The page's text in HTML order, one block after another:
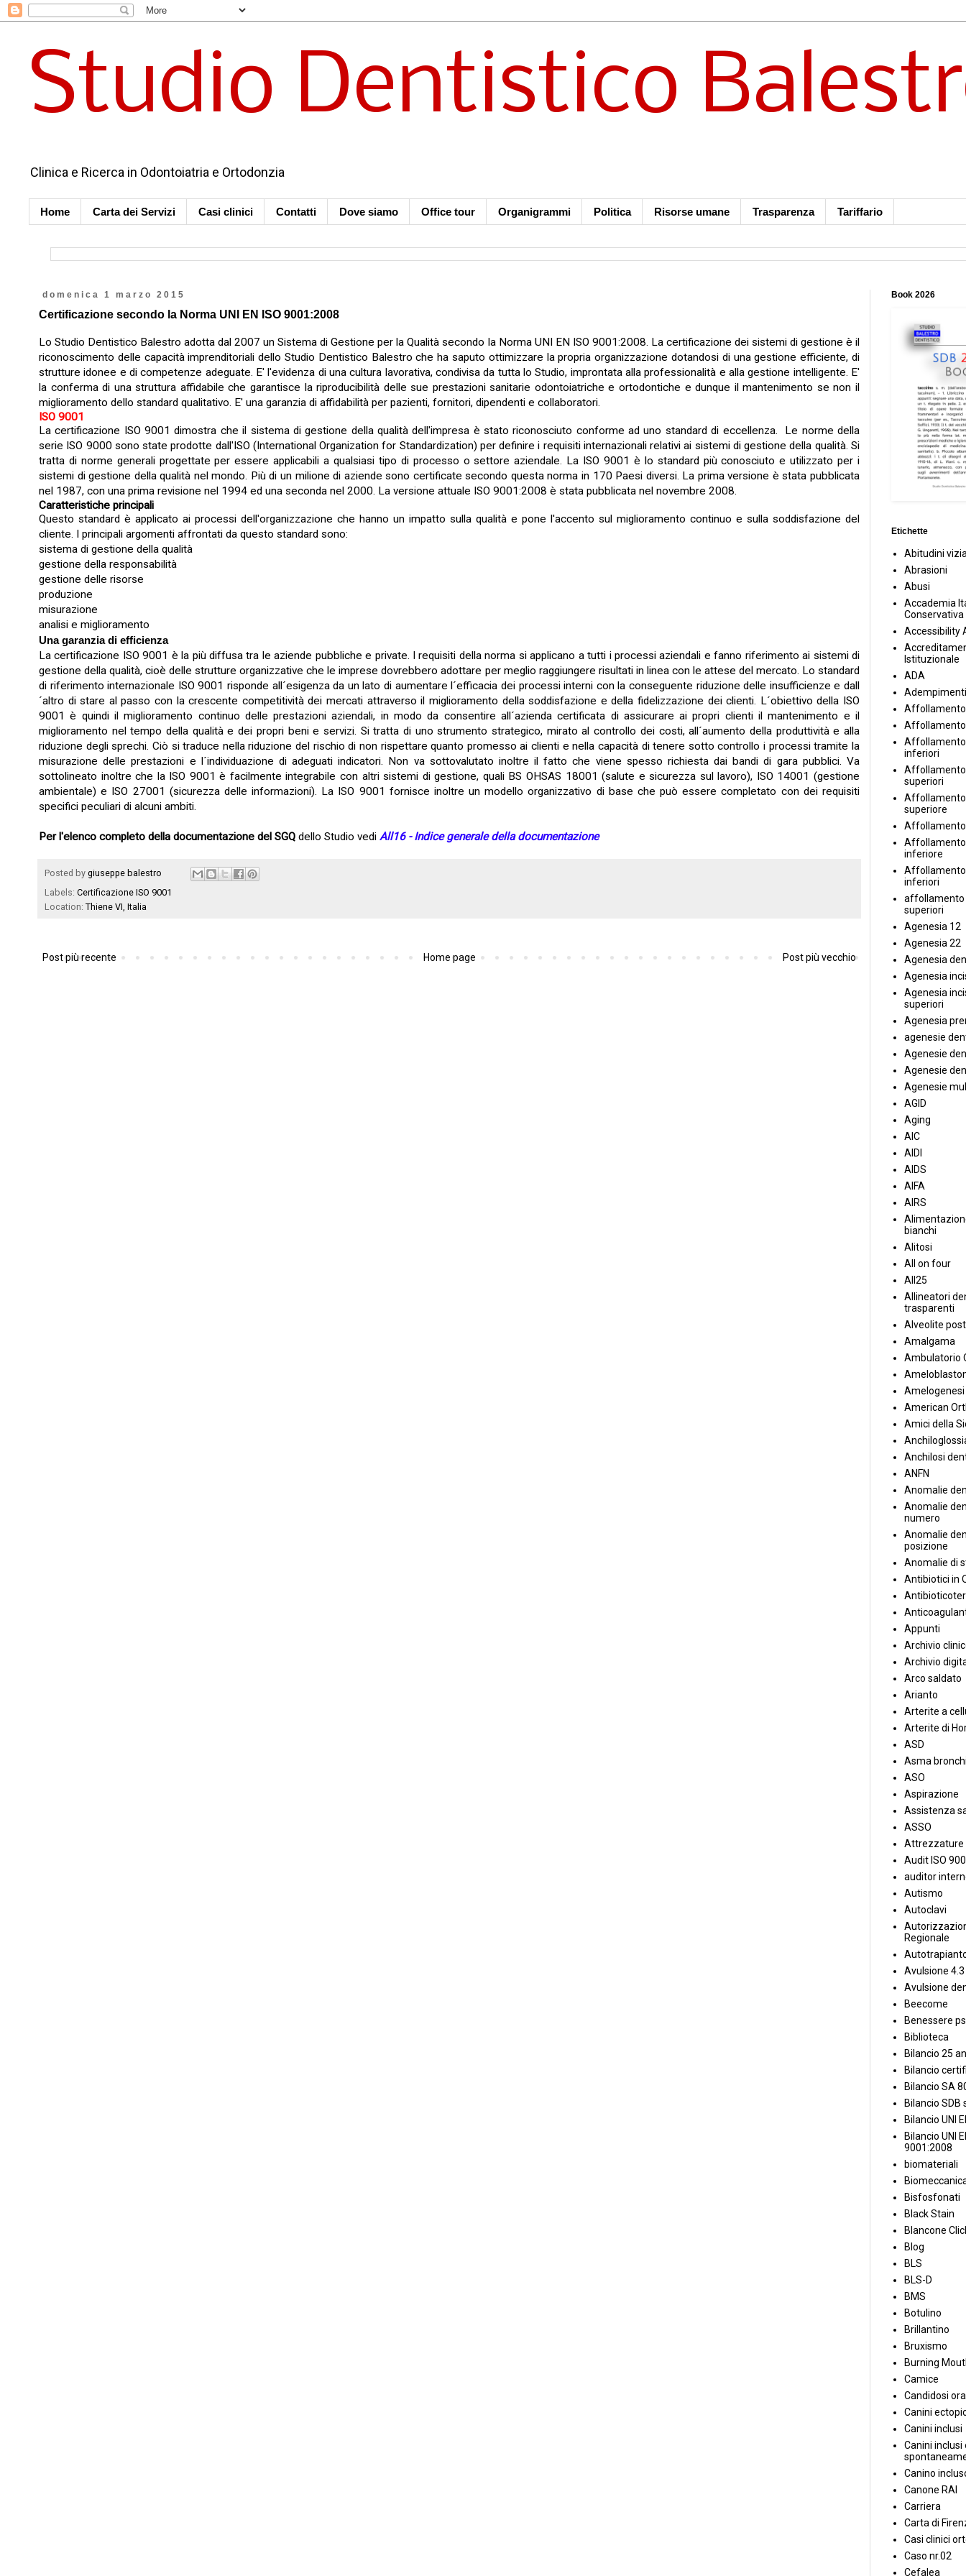
Studio Dentistico
Clinica e Ricerca in Odontoiatria e Ortodonzia
Home Carta dei Servizi Casi clinici Contatti Dove siamo Office tour Organigrammi Politica Risorse umane Trasparenza Tariffario
domenica 1 marzo 2015
Certificazione secondo la Norma UNI EN ISO 9001:2008
Lo Studio Dentistico Balestro adotta dal 2007 un Sistema di Gestione per la Qualità secondo la Norma UNI EN ISO 9001:2008. La certificazione dei sistemi di gestione è il
riconoscimento delle capacità imprenditoriali dello Studio Dentistico Balestro che ha saputo ottimizzare la propria organizzazione dotandosi di una gestione efficiente, di
strutture idonee e di competenze adeguate. E' l'evidenza di una cultura lavorativa, condivisa da tutta lo Studio, improntata alla professionalità e alla gestione intelligente. E'
la conferma di una struttura affidabile che garantisce la riproducibilità delle sue prestazioni sanitarie odontoiatriche e ortodontiche e dunque il mantenimento se non il
miglioramento dello standard qualitativo. E' una garanzia di affidabilità per pazienti, fornitori, dipendenti e collaboratori.
ISO 9001
La certificazione ISO 9001 dimostra che il sistema di gestione della qualità dell'impresa è stato riconosciuto conforme ad uno standard di eccellenza. ​ ​Le norme della
serie ISO 9000 sono state prodotte dall'ISO (International Organization for Standardization) per definire i requisiti internazionali relativi ai sistemi di gestione della qualità. Si
tratta di norme generali progettate per essere applicabili a qualsiasi tipo di processo o settore aziendale. La ISO 9001 è lo standard più conosciuto e utilizzato per i
sistemi di gestione della qualità nel mondo. Più di un milione di aziende sono certificate secondo questa norma in 170 Paesi diversi. La prima versione è stata pubblicata
nel 1987, con una prima revisione nel 1994 ed una seconda nel 2000. La versione attuale ISO 9001:2008 è stata pubblicata nel novembre 2008.
Caratteristiche principali
Questo standard è applicato ai processi dell'organizzazione che hanno un impatto sulla qualità e pone l'accento sul miglioramento continuo e sulla soddisfazione del
cliente. I principali argomenti affrontati da questo standard sono:
sistema di gestione della qualità
gestione della responsabilità
gestione delle risorse
produzione
misurazione
analisi e miglioramento
Una garanzia di efficienza
La certificazione ISO 9001 è la più diffusa tra le aziende pubbliche e private. I requisiti della norma si applicano a tutti i processi aziendali e fanno riferimento ai sistemi di
gestione della qualità, cioè delle strutture organizzative che le imprese dovrebbero adottare per meglio raggiungere risultati in linea con le attese del mercato. Lo standard
di riferimento internazionale ISO 9001 risponde all´esigenza da un lato di aumentare l´efficacia dei processi interni con la conseguente riduzione delle insufficienze e dall
´altro di stare al passo con la crescente competitività dei mercati attraverso il miglioramento della soddisfazione e della fidelizzazione dei clienti. L´obiettivo della ISO
9001 è quindi il miglioramento continuo delle prestazioni aziendali, in modo da consentire all´azienda certificata di assicurare ai propri clienti il mantenimento e il
miglioramento nel tempo della qualità e dei propri beni e servizi. Si tratta di uno strumento strategico, mirato al controllo dei costi, all´aumento della produttività e alla
riduzione degli sprechi. Ciò si traduce nella riduzione del rischio di non rispettare quanto promesso ai clienti e nella capacità di tenere sotto controllo i processi tramite la
misurazione delle prestazioni e l´individuazione di adeguati indicatori. Non va sottovalutato inoltre il fatto che viene spesso richiesta dai bandi di gara pubblici. Va
sottolineato inoltre che la ISO 9001 è facilmente integrabile con altri sistemi di gestione, quali BS OHSAS 18001 (salute e sicurezza sul lavoro), ISO 14001 (gestione
ambientale) e ISO 27001 (sicurezza delle informazioni). La ISO 9001 fornisce inoltre un modello organizzativo di base che può essere completato con dei requisiti
specifici peculiari di alcuni ambiti.
Per l'elenco completo della documentazione del SGQ dello Studio vedi All16 - Indice generale della documentazione
Posted by giuseppe balestro
Labels: Certificazione ISO 9001
Location: Thiene VI, Italia
Post più recente Post più vecchio
Home page
Book 2026
Etichette
Abitudini
Abrasioni
Abusi
Accademia
Conservativa
Accessibility
Istituzionale
ADA
Adempimenti
Affollamento
inferiori
Affollamento
superiori
Affollamento
superiore
inferiore
Affollamento
inferiori
affollamento
superiori
Agenesia 12
Agenesia 22
Agenesia
Agenesia
Agenesia
superiori
Agenesia
agenesie
Agenesie
Agenesie
Agenesie
AGID
Aging
AIC
AIDI
AIDS
AIFA
AIRS
bianchi
Alitosi
All on four
All25
Allineatori
trasparenti
Alveolite
Amalgama
Ambulatorio
American
Amici della
Anchilosi
ANFN
Anomalie
Anomalie
numero
Anomalie
posizione
Anomalie di
Antibiotici in
Appunti
Archivio
Archivio
Arco saldato
Arianto
Arterite a
Arterite di
ASD
Asma
ASO
Aspirazione
Assistenza
ASSO
Attrezzature
Audit ISO
auditor
Autismo
Autoclavi
Regionale
Avulsione 4.3
Avulsione
Beecome
Benessere
Biblioteca
Bilancio 25
Bilancio
Bilancio SA
Bilancio SDB
Bilancio UNI
Bilancio UNI
9001:2008
biomateriali
Bisfosfonati
Black Stain
Blancone
Blog
BLS
BLS-D
BMS
Botulino
Brillantino
Bruxismo
Burning
Camice
Candidosi
Canini
Canini inclusi
Canini inclusi
Canino
Canone RAI
Carriera
Carta di
Casi clinici
Caso nr.02
Cefalea